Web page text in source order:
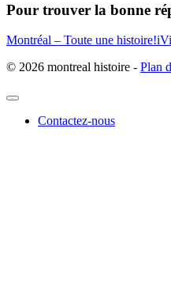
Pour trouver la bonne
Montréal – Toute une histoire!i
© 2026 montreal histoire - Plan
Contactez-nous